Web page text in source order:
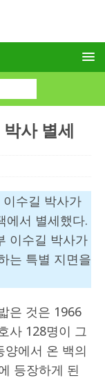
사 별세
수길 박사가
에서 별세했다.
이수길 박사가
는 특별 지면을
은 것은 1966
사 128명이 그
양에서 온 백의
등장하게 된